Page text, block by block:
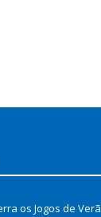
os Jogos de